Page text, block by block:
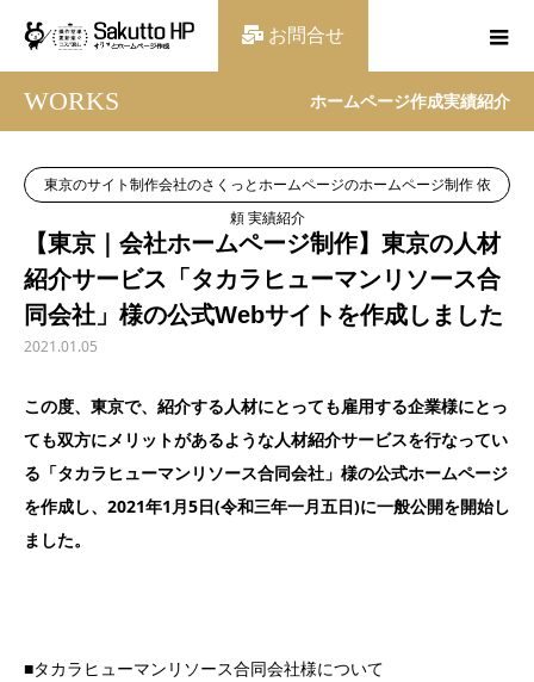
お問合せ
WORKS ホームページ作成実績紹介
東京のサイト制作会社のさくっとホームページのホームページ制作 依
頼 実績紹介
【東京｜会社ホームページ制作】東京の人材
紹介サービス「タカラヒューマンリソース合
同会社」様の公式Webサイトを作成しました
2021.01.05
この度、東京で、紹介する人材にとっても雇用する企業様にとっ
ても双方にメリットがあるような人材紹介サービスを行なってい
る「タカラヒューマンリソース合同会社」様の公式ホームページ
を作成し、2021年1月5日(令和三年一月五日)に一般公開を開始し
ました。
■タカラヒューマンリソース合同会社様について